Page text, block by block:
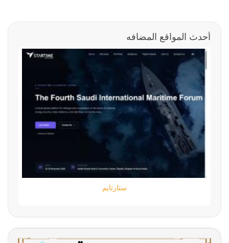
أحدث المواقع المضافه
ستارتايم